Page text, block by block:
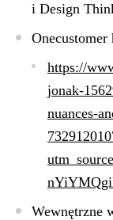
i Design
Onecustomer
https://
jonak-
nuances-
Wewnętrzne